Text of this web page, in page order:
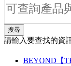
搜尋
請輸入要查找的資
BEYOND【